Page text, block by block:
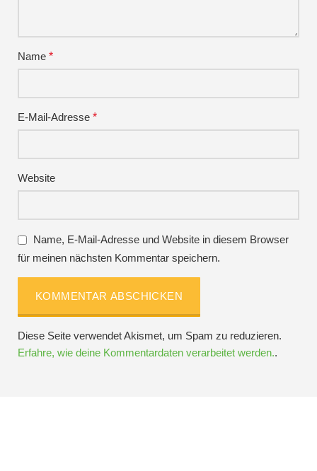
Name *
E-Mail-Adresse *
Website
Name, E-Mail-Adresse und Website in diesem Browser
für meinen nächsten Kommentar speichern.
Diese Seite verwendet Akismet, um Spam zu reduzieren.
Erfahre, wie deine Kommentardaten verarbeitet werden..